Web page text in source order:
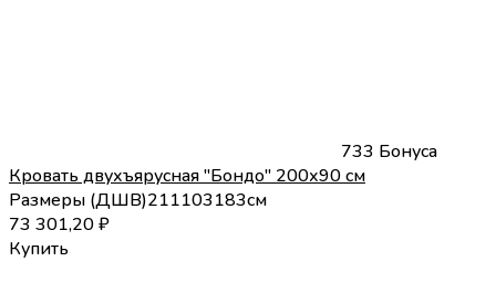
733 Бонуса
Кровать двухъярусная "Бондо" 200х90 см
Размеры (ДШВ)211103183см
73 301,20₽
Купить